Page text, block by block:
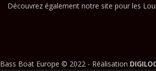
Découvrez également notre site pour les
Bass Boat Europe © 2022 - Réalisation